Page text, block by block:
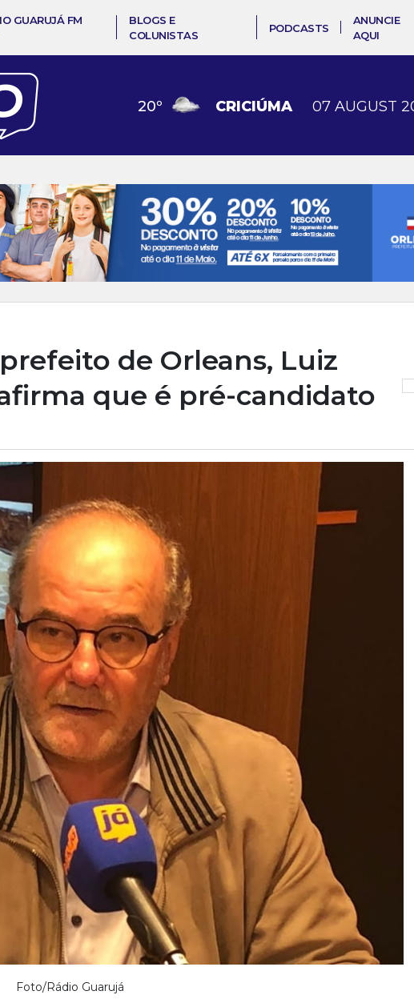
GUARUJÁ FM
BLOGS E
COLUNISTAS
PODCASTS
ANUNCIE
AQUI
20º CRICIÚMA 07 AUGUST
de Orleans, Luiz
que é pré-candidato
Foto/Rádio Guarujá